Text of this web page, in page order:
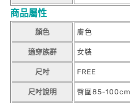
商品屬性
顏色 膚色
適穿族群 女裝
尺吋 FREE
尺吋說明 臀圍85-